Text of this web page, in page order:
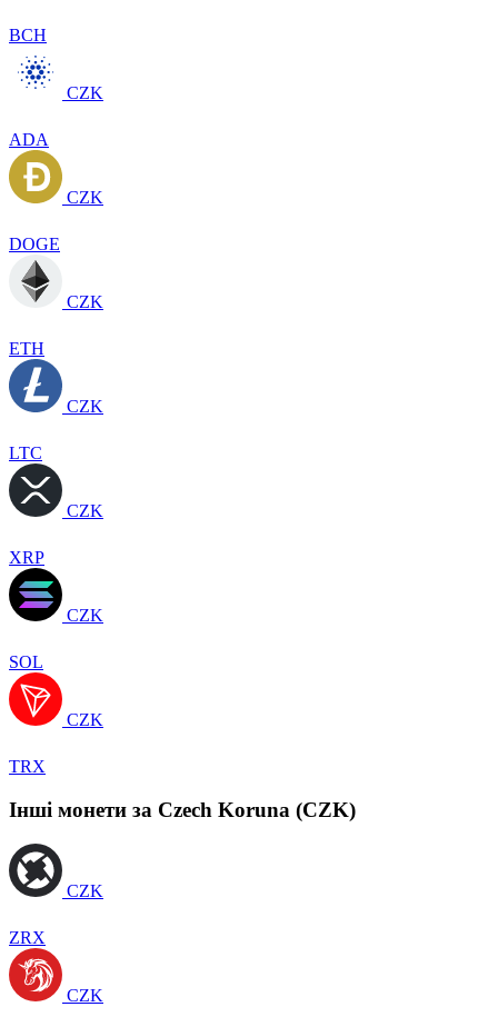
BCH
CZK
ADA
CZK
DOGE
CZK
ETH
CZK
LTC
CZK
XRP
CZK
SOL
CZK
TRX
Інші монети за Czech Koruna (CZK)
CZK
ZRX
CZK